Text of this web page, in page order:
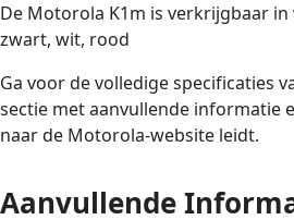
De Motorola K1m is verkrijgbaar in
zwart, wit, rood
Ga voor de volledige specificaties
sectie met aanvullende informatie
naar de Motorola-website leidt.
Aanvullende